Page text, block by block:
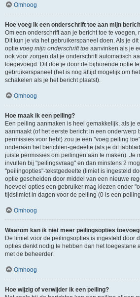
Omhoog
Hoe voeg ik een onderschrift toe aan mijn
Om een onderschrift aan je bericht toe te voegen,
Dit kun je via het gebruikerspaneel doen. Als je
optie voeg mijn onderschrift toe aanvinken als je
ook voor zorgen dat je onderschrift automatisch
toegevoegd. Dit doe je door de bijhorende optie
gebruikerspaneel (het is nog altijd mogelijk om
schakelen als je het bericht plaatst).
Omhoog
Hoe maak ik een peiling?
Een peiling aanmaken is heel gemakkelijk, als je
aanmaakt (of het eerste bericht in een onderwerp
permissies voor hebt) zou je een "voeg peiling
onderaan het berichten-gedeelte (als je dit
juiste permissies om peilingen aan te maken). Je
invullen bij "peilingsvraag" en dan minstens 2
"peilingopties"-tekstgedeelte (limiet is ingesteld
optie gescheiden door middel van een nieuwe
hoeveel opties een gebruiker mag kiezen onder
tijdslimiet in dagen voor de peiling (0 is een
Omhoog
Waarom kan ik niet meer peilingsopties
De limiet voor de peilingsopties is ingesteld door
opties denkt nodig te hebben dan het toegestane
met de beheerder.
Omhoog
Hoe wijzig of verwijder ik een peiling?